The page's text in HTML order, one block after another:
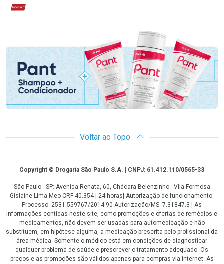
Hipercard
Promoção em Destaque
Voltar ao Topo
CopyrightCopyright © Drogaria São Paulo S.A. | CNPJ: 61.412.110/0565-33
São Paulo - SP: Avenida Renata, 60, Chácara Belenzinho - Vila Formosa
Gislaine Lima Meo CRF 40.354 | 24 horas| Autorização de funcionamento:
Processo: 2531.559767/2014-90 Autorização/MS: 7.31847.3 | As
informações contidas neste site, como promoções e ofertas de remédios e
medicamentos, não devem ser usadas para automedicação e não
substituem, em hipótese alguma, a medicação prescrita pelo profissional da
área médica. Somente o médico está em condições de diagnosticar
qualquer problema de saúde e prescrever o tratamento adequado. Os
preços e as promoções são válidos apenas para compras via internet. As